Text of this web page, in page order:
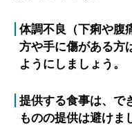
体調不良（下痢や腹
方や手に傷がある方
ようにしましょう。
提供する食事は、で
ものの提供は避けま